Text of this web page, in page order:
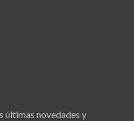
últimas novedades y